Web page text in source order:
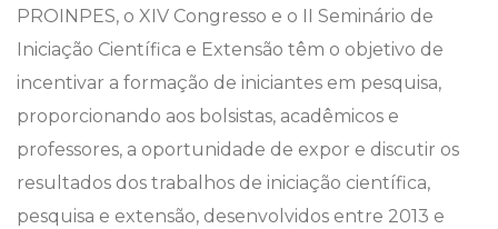
PROINPES, o XIV Congresso e o II Seminário de
Iniciação Científica e Extensão têm o objetivo de
incentivar a formação de iniciantes em pesquisa,
proporcionando aos bolsistas, acadêmicos e
professores, a oportunidade de expor e discutir os
resultados dos trabalhos de iniciação científica,
pesquisa e extensão, desenvolvidos entre 2013 e